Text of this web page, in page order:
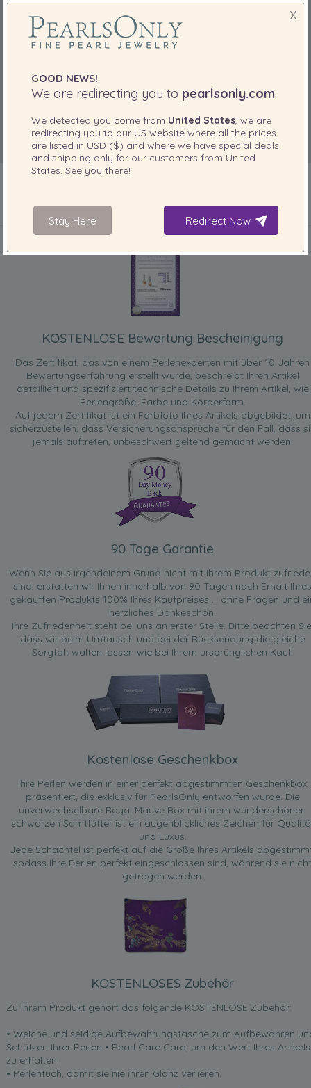
IN IHREM PRODUKT ENTHALTEN
KOSTENLOSE Bewertung Bescheinigung
Das Zertifikat, das von einem Perlenexperten mit über 10 Jahren
Bewertungserfahrung erstellt wurde, beschreibt Ihren Artikel
detailliert und spezifiziert technische Details zu Ihrem Artikel, wie
Perlengröße, Farbe und Körperform.
Auf jedem Zertifikat ist ein Farbfoto Ihres Artikels abgebildet, um
sicherzustellen, dass Versicherungsansprüche für den Fall, dass
jemals auftreten, unbeschwert geltend gemacht werden.
90 Tage Garantie
Wenn Sie aus irgendeinem Grund nicht mit Ihrem Produkt
sind, erstatten wir Ihnen innerhalb von 90 Tagen nach Erhalt Ihres
gekauften Produkts 100% Ihres Kaufpreises ... ohne Fragen und
herzliches Dankeschön.
Ihre Zufriedenheit steht bei uns an erster Stelle. Bitte beachten
dass wir beim Umtausch und bei der Rücksendung die gleiche
Sorgfalt walten lassen wie bei Ihrem ursprünglichen Kauf.
Kostenlose Geschenkbox
Ihre Perlen werden in einer perfekt abgestimmten Geschenkbox
präsentiert, die exklusiv für PearlsOnly entworfen wurde. Die
unverwechselbare Royal Mauve Box mit ihrem wunderschönen
schwarzen Samtfutter ist ein augenblickliches Zeichen für
und Luxus.
Jede Schachtel ist perfekt auf die Größe Ihres Artikels
sodass Ihre Perlen perfekt eingeschlossen sind, während sie nicht
getragen werden.
KOSTENLOSES Zubehör
Zu Ihrem Produkt gehört das folgende KOSTENLOSE Zubehör:
• Weiche und seidige Aufbewahrungstasche zum Aufbewahren
Schützen Ihrer Perlen • Pearl Care Card, um den Wert Ihres Artikels
zu erhalten
• Perlentuch, damit sie nie ihren Glanz verlieren.
X
GOOD NEWS!
We are redirecting you to pearlsonly.com
We detected you come from United States, we are
redirecting you to our US website where all the prices
are listed in USD ($) and where we have special deals
and shipping only for our customers from United
States. See you there!
Stay Here Redirect Now